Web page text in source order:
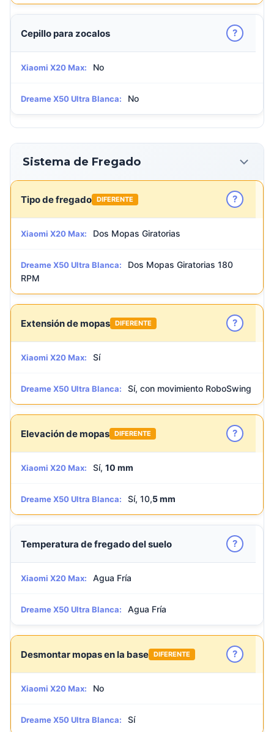
Cepillo para zocalos ?
Xiaomi X20 Max: No
Dreame X50 Ultra Blanca: No
Sistema de Fregado
Tipo de fregado DIFERENTE ?
Xiaomi X20 Max: Dos Mopas Giratorias
Dreame X50 Ultra Blanca:
Dos Mopas Giratorias 180
RPM
Extensión de mopas DIFERENTE ?
Xiaomi X20 Max: Sí
Dreame X50 Ultra Blanca: Sí, con movimiento RoboSwing
Elevación de mopas DIFERENTE ?
Xiaomi X20 Max: Sí, 10 mm
Dreame X50 Ultra Blanca: Sí, 10,5 mm
Temperatura de fregado del suelo ?
Xiaomi X20 Max: Agua Fría
Dreame X50 Ultra Blanca: Agua Fría
Desmontar mopas en la base DIFERENTE ?
Xiaomi X20 Max: No
Dreame X50 Ultra Blanca: Sí